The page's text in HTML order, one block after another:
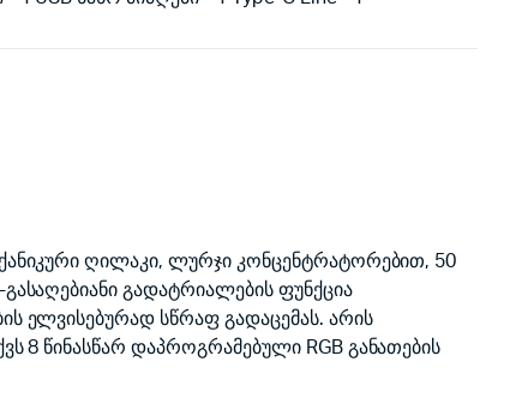
ღილაკი, ლურჯი კონცენტრატორებით, 50
გადატრიალების ფუნქცია
ელვისებურად სწრაფ გადაცემას. არის
8 წინასწარ დაპროგრამებული RGB განათების